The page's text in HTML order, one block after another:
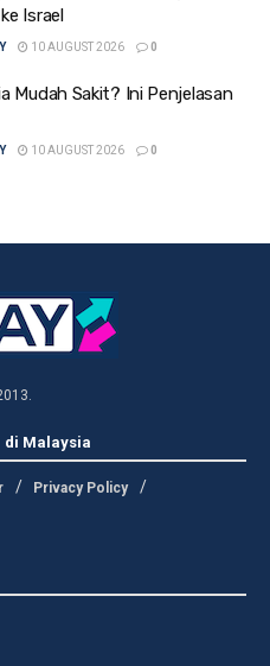
Israel
10 AUGUST 2026 0
Mudah Sakit? Ini Penjelasan
10 AUGUST 2026 0
di Malaysia
Privacy Policy